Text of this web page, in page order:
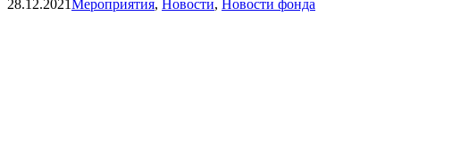
28.12.2021Мероприятия, Новости, Новости фонда